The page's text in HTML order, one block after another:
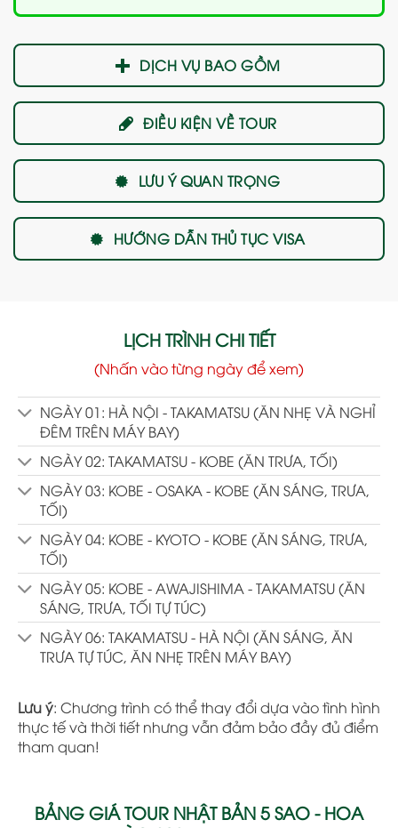
LỊCH TRÌNH CHI TIẾT
(Nhấn vào từng ngày để xem)
NGÀY 01: HÀ NỘI - TAKAMATSU (ĂN NHẸ VÀ NGHỈ
ĐÊM TRÊN MÁY BAY)
NGÀY 02: TAKAMATSU - KOBE (ĂN TRƯA, TỐI)
NGÀY 03: KOBE - OSAKA - KOBE (ĂN SÁNG, TRƯA,
TỐI)
NGÀY 04: KOBE - KYOTO - KOBE (ĂN SÁNG, TRƯA,
TỐI)
NGÀY 05: KOBE - AWAJISHIMA - TAKAMATSU (ĂN
SÁNG, TRƯA, TỐI TỰ TÚC)
NGÀY 06: TAKAMATSU - HÀ NỘI (ĂN SÁNG, ĂN
TRƯA TỰ TÚC, ĂN NHẸ TRÊN MÁY BAY)
Lưu ý: Chương trình có thể thay đổi dựa vào tình hình
thực tế và thời tiết nhưng vẫn đảm bảo đầy đủ điểm
tham quan!
BẢNG GIÁ TOUR NHẬT BẢN 5 SAO - HOA
DỊCH VỤ BAO GỒM
ĐIỀU KIỆN VỀ TOUR
LƯU Ý QUAN TRỌNG
HƯỚNG DẪN THỦ TỤC VISA